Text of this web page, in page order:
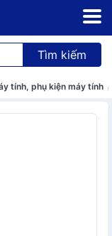
Tìm kiếm
tính, phụ kiện máy tính